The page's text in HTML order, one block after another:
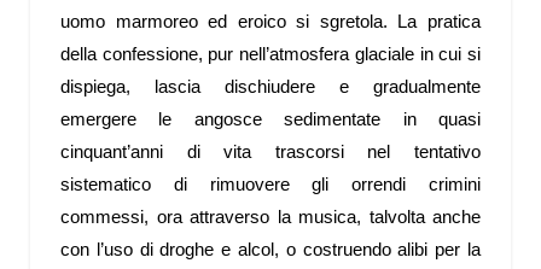
uomo marmoreo ed eroico si sgretola. La pratica
della confessione, pur nell’atmosfera glaciale in cui si
dispiega, lascia dischiudere e gradualmente
emergere le angosce sedimentate in quasi
cinquant’anni di vita trascorsi nel tentativo
sistematico di rimuovere gli orrendi crimini
commessi, ora attraverso la musica, talvolta anche
con l’uso di droghe e alcol, o costruendo alibi per la